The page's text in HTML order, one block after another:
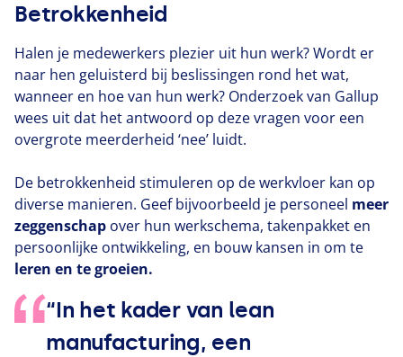
Betrokkenheid
Halen je medewerkers plezier uit hun werk? Wordt er
naar hen geluisterd bij beslissingen rond het wat,
wanneer en hoe van hun werk? Onderzoek van Gallup
wees uit dat het antwoord op deze vragen voor een
overgrote meerderheid ‘nee’ luidt.
De betrokkenheid stimuleren op de werkvloer kan op
diverse manieren. Geef bijvoorbeeld je personeel meer
zeggenschap over hun werkschema, takenpakket en
persoonlijke ontwikkeling, en bouw kansen in om te
leren en te groeien.
“In het kader van lean
manufacturing, een